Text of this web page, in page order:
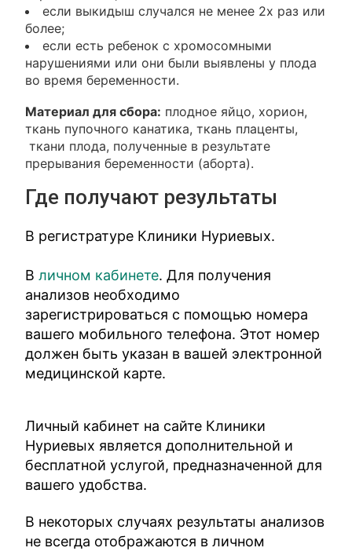
если выкидыш случался не менее 2х раз или
более;
если есть ребенок с хромосомными
нарушениями или они были выявлены у плода
во время беременности.
Материал для сбора: плодное яйцо, хорион,
ткань пупочного канатика, ткань плаценты,
ткани плода, полученные в результате
прерывания беременности (аборта).
Где получают результаты
В регистратуре Клиники Нуриевых.
Вличном кабинете. Для получения
анализов необходимо
зарегистрироваться с помощью номера
вашего мобильного телефона. Этот номер
должен быть указан в вашей электронной
медицинской карте.
Личный кабинет на сайте Клиники
Нуриевых является дополнительной и
бесплатной услугой, предназначенной для
вашего удобства.
В некоторых случаях результаты анализов
не всегда отображаются в личном